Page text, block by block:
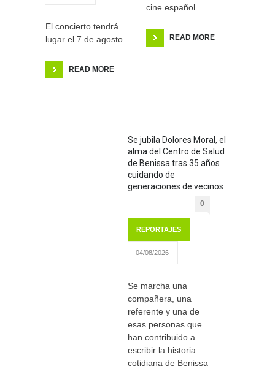
El concierto tendrá
lugar el 7 de agosto
READ MORE
cine español
READ MORE
Se jubila Dolores Moral, el
alma del Centro de Salud
de Benissa tras 35 años
cuidando de
generaciones de vecinos
0
REPORTAJES
04/08/2026
Se marcha una
compañera, una
referente y una de
esas personas que
han contribuido a
escribir la historia
cotidiana de Benissa